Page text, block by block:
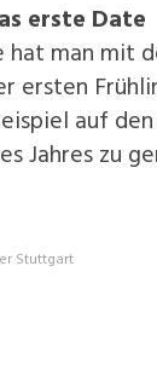
erste Date
hat man mit
ersten
auf den
Jahres zu
Stuttgart